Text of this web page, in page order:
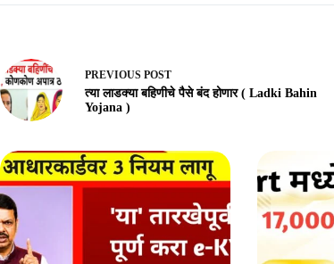
PREVIOUS POST
त्या लाडक्या बहिणीचे पैसे बंद होणार ( Ladki Bahin
Yojana )